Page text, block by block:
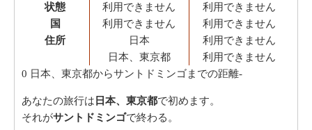
状態
国
住所
利用できません
利用できません
日本
日本、東京都
利用できません
利用できません
利用できません
利用できません
0 日本、東京都からサントドミンゴまでの距離-
あなたの旅行は 日本、東京都で初めます。
それがサントドミンゴで終わる。